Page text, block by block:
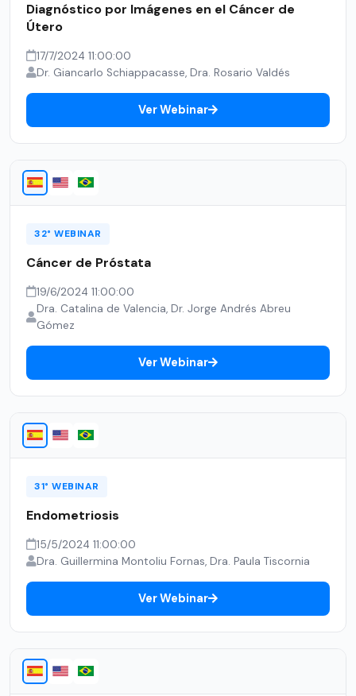
Diagnóstico por Imágenes en el Cáncer de
Útero
17/7/2024 11:00:00
Dr. Giancarlo Schiappacasse, Dra. Rosario Valdés
Ver Webinar
32° WEBINAR
Cáncer de Próstata
19/6/2024 11:00:00
Dra. Catalina de Valencia, Dr. Jorge Andrés Abreu
Gómez
Ver Webinar
31° WEBINAR
Endometriosis
15/5/2024 11:00:00
Dra. Guillermina Montoliu Fornas, Dra. Paula Tiscornia
Ver Webinar